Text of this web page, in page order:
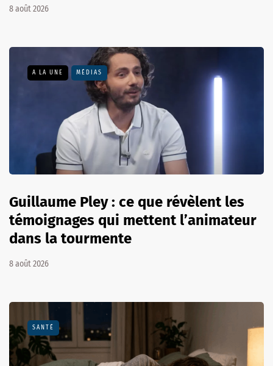
8 août 2026
A LA UNE MÉDIAS
Guillaume Pley : ce que révèlent les
témoignages qui mettent l’animateur
dans la tourmente
8 août 2026
SANTÉ